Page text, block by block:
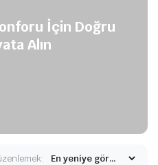
İçin Doğru
Alın